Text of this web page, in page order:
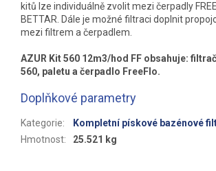
kitů lze individuálně zvolit mezi čerpadly
BETTAR. Dále je možné filtraci doplnit
mezi filtrem a čerpadlem.
AZUR Kit 560 12m3/hod FF obsahuje:
560, paletu a čerpadlo FreeFlo.
Doplňkové parametry
Kategorie:
Kompletní pískové bazénové
Hmotnost: 25.521 kg